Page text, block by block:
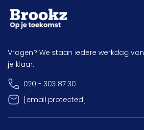
Vragen? We staan iedere werkdag van
je klaar.
020 - 303 87 30
[email protected]